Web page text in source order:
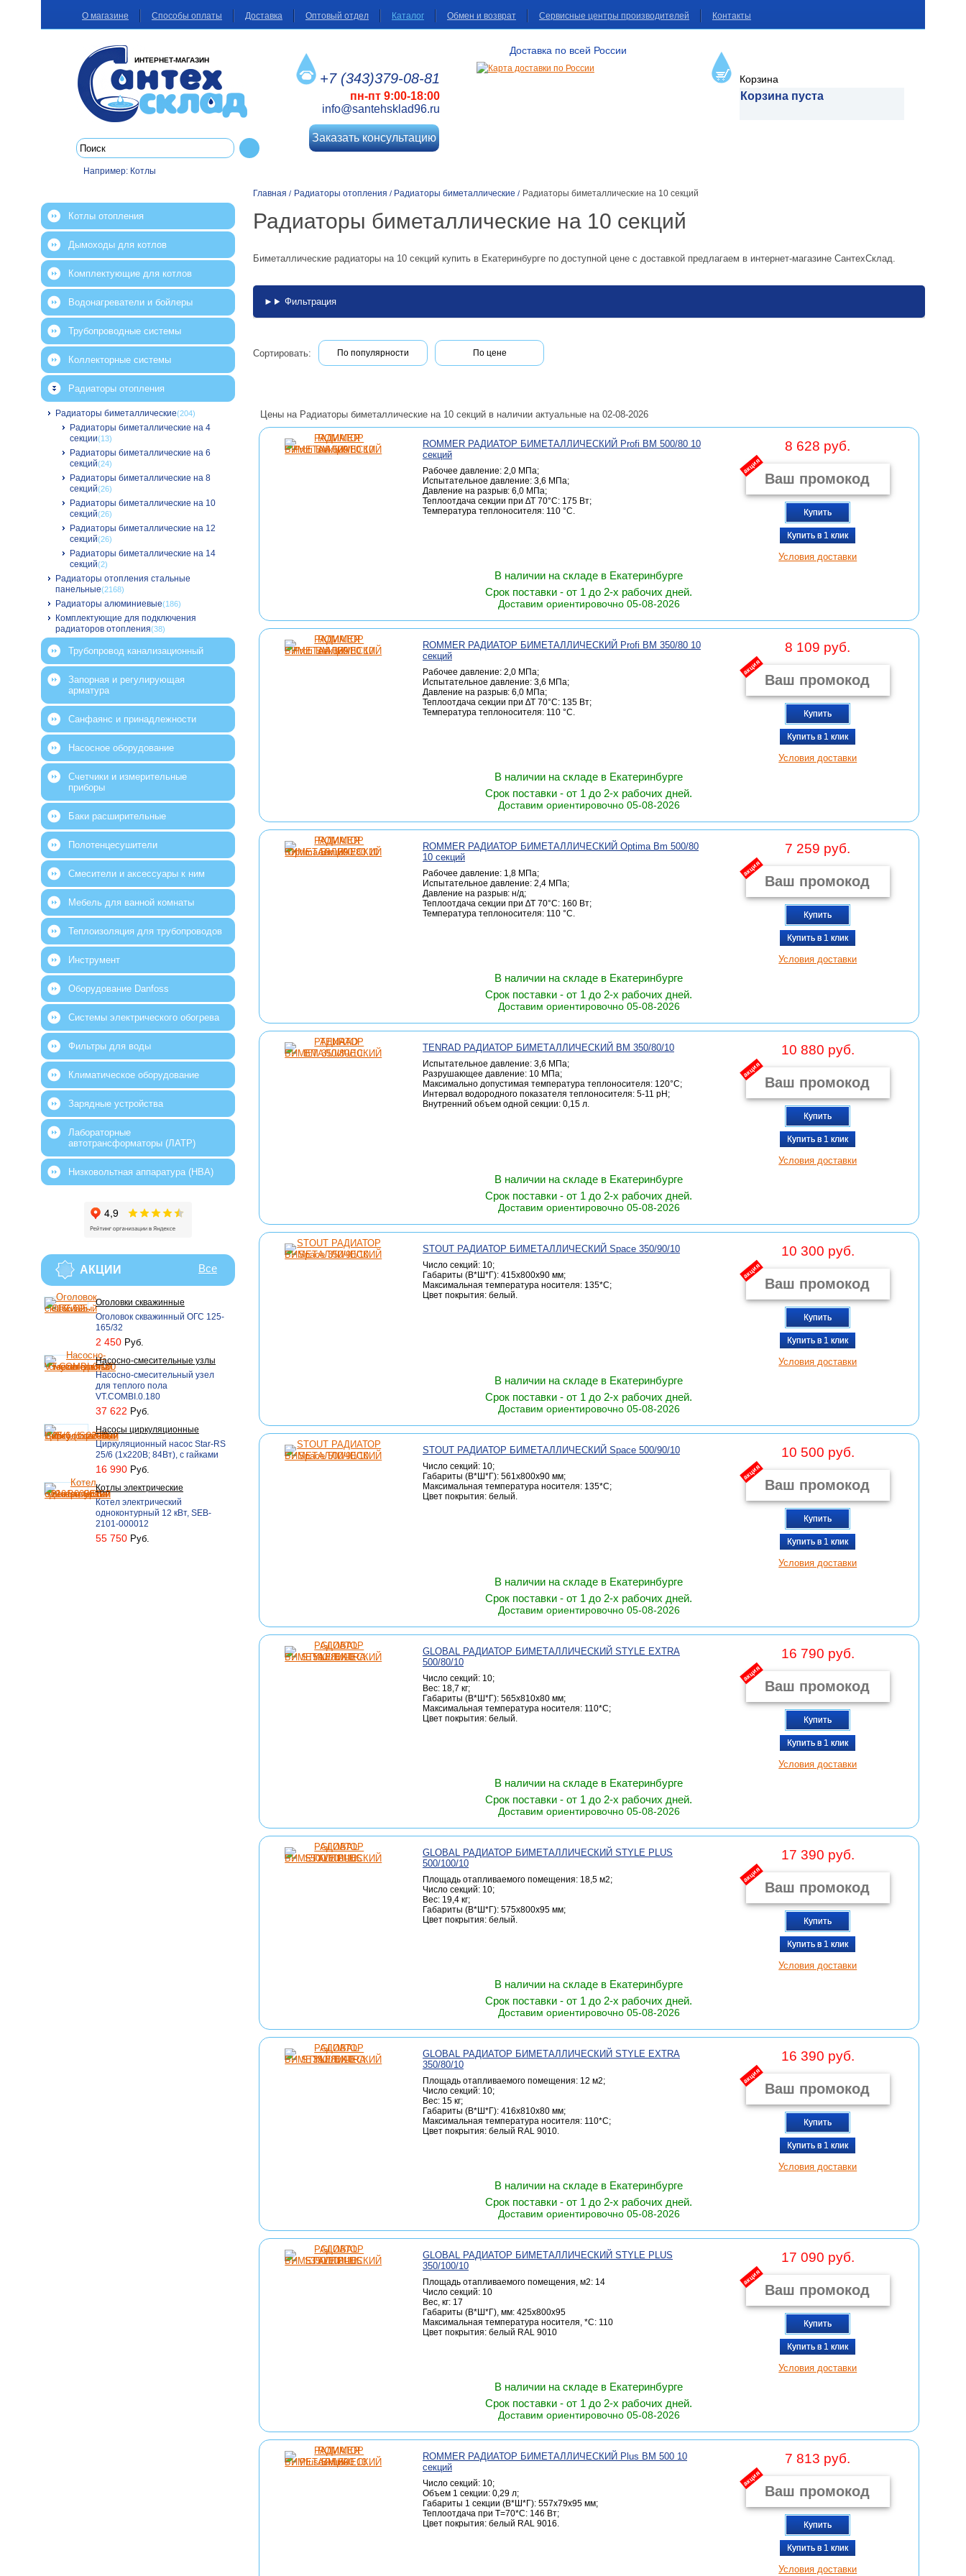
О магазине Способы оплаты Доставка Оптовый отдел Каталог Обмен и возврат Сервисные центры производителей Контакты
ИНТЕРНЕТ-МАГАЗИН
Например: Котлы
+7 (343)379-08-81
пн-пт 9:00-18:00
info@santehsklad96.ru
Заказать консультацию
Доставка по всей России
Корзина
Корзина пуста
Главная / Радиаторы отопления / Радиаторы биметаллические / Радиаторы биметаллические на 10 секций
Радиаторы биметаллические на 10 секций
Биметаллические радиаторы на 10 секций купить в Екатеринбурге по доступной цене с доставкой предлагаем в интернет-магазине СантехСклад.
Фильтрация
Сортировать: По популярности По цене
Цены на Радиаторы биметаллические на 10 секций в наличии актуальные на 02-08-2026
ROMMER РАДИАТОР БИМЕТАЛЛИЧЕСКИЙ Profi BM 500/80 10
секций
Рабочее давление: 2,0 МПа;
Испытательное давление: 3,6 МПа;
Давление на разрыв: 6,0 МПа;
Теплоотдача секции при ∆Т 70°С: 175 Вт;
Температура теплоносителя: 110 °С.
8 628 руб.
акция
Купить
Купить в 1 клик
Условия доставки
В наличии на складе в Екатеринбурге
Срок поставки - от 1 до 2-х рабочих дней.
Доставим ориентировочно 05-08-2026
ROMMER РАДИАТОР БИМЕТАЛЛИЧЕСКИЙ Profi BM 350/80 10
секций
Рабочее давление: 2,0 МПа;
Испытательное давление: 3,6 МПа;
Давление на разрыв: 6,0 МПа;
Теплоотдача секции при ∆Т 70°С: 135 Вт;
Температура теплоносителя: 110 °С.
8 109 руб.
акция
Купить
Купить в 1 клик
Условия доставки
В наличии на складе в Екатеринбурге
Срок поставки - от 1 до 2-х рабочих дней.
Доставим ориентировочно 05-08-2026
ROMMER РАДИАТОР БИМЕТАЛЛИЧЕСКИЙ Optima Bm 500/80
10 секций
Рабочее давление: 1,8 МПа;
Испытательное давление: 2,4 МПа;
Давление на разрыв: н/д;
Теплоотдача секции при ∆Т 70°С: 160 Вт;
Температура теплоносителя: 110 °С.
7 259 руб.
акция
Купить
Купить в 1 клик
Условия доставки
В наличии на складе в Екатеринбурге
Срок поставки - от 1 до 2-х рабочих дней.
Доставим ориентировочно 05-08-2026
TENRAD РАДИАТОР БИМЕТАЛЛИЧЕСКИЙ ВМ 350/80/10
Испытательное давление: 3,6 МПа;
Разрушающее давление: 10 МПа;
Максимально допустимая температура теплоносителя: 120°С;
Интервал водородного показателя теплоносителя: 5-11 pH;
Внутренний объем одной секции: 0,15 л.
10 880 руб.
акция
Купить
Купить в 1 клик
Условия доставки
В наличии на складе в Екатеринбурге
Срок поставки - от 1 до 2-х рабочих дней.
Доставим ориентировочно 05-08-2026
STOUT РАДИАТОР БИМЕТАЛЛИЧЕСКИЙ Space 350/90/10
Число секций: 10;
Габариты (В*Ш*Г): 415х800х90 мм;
Максимальная температура носителя: 135*C;
Цвет покрытия: белый.
10 300 руб.
акция
Купить
Купить в 1 клик
Условия доставки
В наличии на складе в Екатеринбурге
Срок поставки - от 1 до 2-х рабочих дней.
Доставим ориентировочно 05-08-2026
STOUT РАДИАТОР БИМЕТАЛЛИЧЕСКИЙ Space 500/90/10
Число секций: 10;
Габариты (В*Ш*Г): 561х800х90 мм;
Максимальная температура носителя: 135*C;
Цвет покрытия: белый.
10 500 руб.
акция
Купить
Купить в 1 клик
Условия доставки
В наличии на складе в Екатеринбурге
Срок поставки - от 1 до 2-х рабочих дней.
Доставим ориентировочно 05-08-2026
GLOBAL РАДИАТОР БИМЕТАЛЛИЧЕСКИЙ STYLE EXTRA
500/80/10
Число секций: 10;
Вес: 18,7 кг;
Габариты (В*Ш*Г): 565х810х80 мм;
Максимальная температура носителя: 110*C;
Цвет покрытия: белый.
16 790 руб.
акция
Купить
Купить в 1 клик
Условия доставки
В наличии на складе в Екатеринбурге
Срок поставки - от 1 до 2-х рабочих дней.
Доставим ориентировочно 05-08-2026
GLOBAL РАДИАТОР БИМЕТАЛЛИЧЕСКИЙ STYLE PLUS
500/100/10
Площадь отапливаемого помещения: 18,5 м2;
Число секций: 10;
Вес: 19,4 кг;
Габариты (В*Ш*Г): 575х800х95 мм;
Цвет покрытия: белый.
17 390 руб.
акция
Купить
Купить в 1 клик
Условия доставки
В наличии на складе в Екатеринбурге
Срок поставки - от 1 до 2-х рабочих дней.
Доставим ориентировочно 05-08-2026
GLOBAL РАДИАТОР БИМЕТАЛЛИЧЕСКИЙ STYLE EXTRA
350/80/10
Площадь отапливаемого помещения: 12 м2;
Число секций: 10;
Вес: 15 кг;
Габариты (В*Ш*Г): 416х810х80 мм;
Максимальная температура носителя: 110*C;
Цвет покрытия: белый RAL 9010.
16 390 руб.
акция
Купить
Купить в 1 клик
Условия доставки
В наличии на складе в Екатеринбурге
Срок поставки - от 1 до 2-х рабочих дней.
Доставим ориентировочно 05-08-2026
GLOBAL РАДИАТОР БИМЕТАЛЛИЧЕСКИЙ STYLE PLUS
350/100/10
Площадь отапливаемого помещения, м2: 14
Число секций: 10
Вес, кг: 17
Габариты (В*Ш*Г), мм: 425х800х95
Максимальная температура носителя, *C: 110
Цвет покрытия: белый RAL 9010
17 090 руб.
акция
Купить
Купить в 1 клик
Условия доставки
В наличии на складе в Екатеринбурге
Срок поставки - от 1 до 2-х рабочих дней.
Доставим ориентировочно 05-08-2026
ROMMER РАДИАТОР БИМЕТАЛЛИЧЕСКИЙ Plus BM 500 10
секций
Число секций: 10;
Объем 1 секции: 0,29 л;
Габариты 1 секции (В*Ш*Г): 557х79х95 мм;
Теплоотдача при Т=70*С: 146 Вт;
Цвет покрытия: белый RAL 9016.
7 813 руб.
акция
Купить
Купить в 1 клик
Условия доставки
Котлы отопления
Дымоходы для котлов
Комплектующие для котлов
Водонагреватели и бойлеры
Трубопроводные системы
Коллекторные системы
Радиаторы отопления
Радиаторы биметаллические(204)
Радиаторы биметаллические на 4
секции(13)
Радиаторы биметаллические на 6
секций(24)
Радиаторы биметаллические на 8
секций(26)
Радиаторы биметаллические на 10
секций(26)
Радиаторы биметаллические на 12
секций(26)
Радиаторы биметаллические на 14
секций(2)
Радиаторы отопления стальные
панельные(2168)
Радиаторы алюминиевые(186)
Комплектующие для подключения
радиаторов отопления(38)
Трубопровод канализационный
Запорная и регулирующая
арматура
Санфаянс и принадлежности
Насосное оборудование
Счетчики и измерительные
приборы
Баки расширительные
Полотенцесушители
Смесители и аксессуары к ним
Мебель для ванной комнаты
Теплоизоляция для трубопроводов
Инструмент
Оборудование Danfoss
Системы электрического обогрева
Фильтры для воды
Климатическое оборудование
Зарядные устройства
Лабораторные
автотрансформаторы (ЛАТР)
Низковольтная аппаратура (НВА)
АКЦИИ Все
Оголовки скважинные
Оголовок скважинный ОГС 125-
165/32
2 450 Руб.
Насосно-смесительные узлы
Насосно-смесительный узел
для теплого пола
VT.COMBI.0.180
37 622 Руб.
Насосы циркуляционные
Циркуляционный насос Star-RS
25/6 (1х220В; 84Вт), с гайками
16 990 Руб.
Котлы электрические
Котел электрический
одноконтурный 12 кВт, SEB-
2101-000012
55 750 Руб.